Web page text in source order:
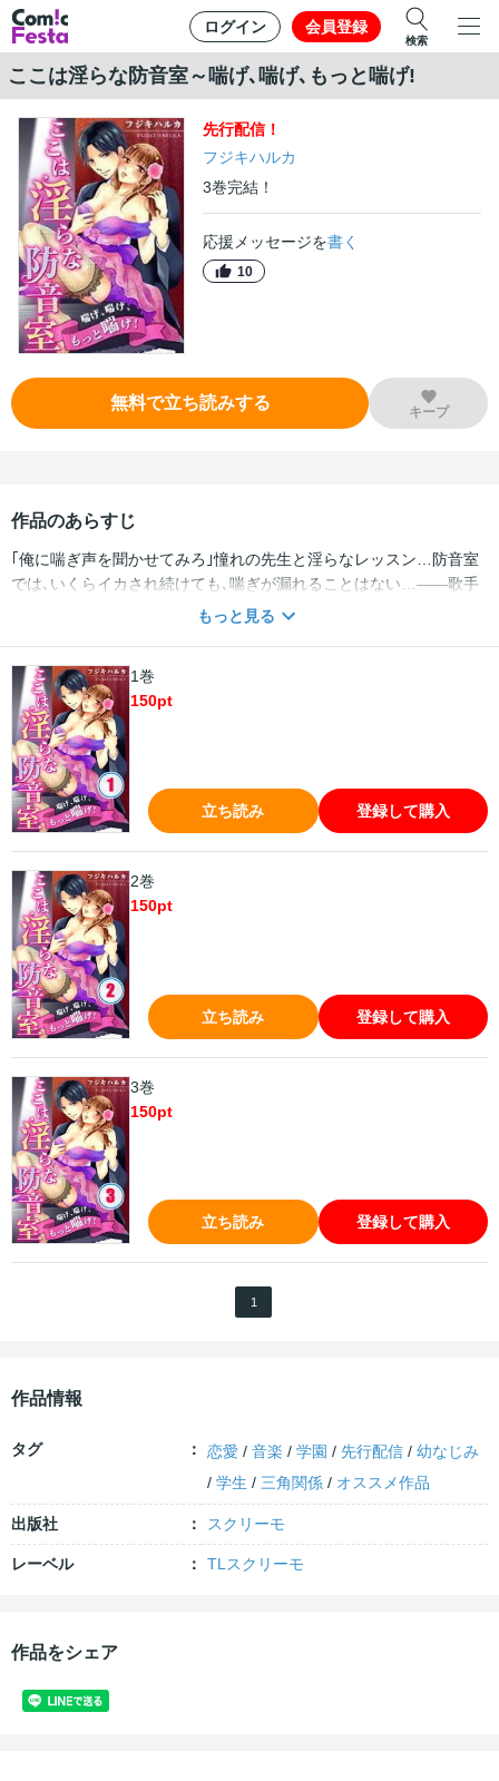
ログイン 会員登録
検索
ここは淫らな防音室～喘げ､喘げ､もっと喘げ!
先行配信！
フジキハルカ
3巻完結！
応援メッセージを書く
10
無料で立ち読みする キープ
作品のあらすじ
｢俺に喘ぎ声を聞かせてみろ｣憧れの先生と淫らなレッスン…防音室
では､いくらイカされ続けても､喘ぎが漏れることはない…――歌手
を目指して音大に通う文菜は練習の毎日｡そんなある時､憧れの指揮
ると突然､後ろから抱き寄せられて…｡｢君の歌は色気がない｣と､性感
帯を隈なく愛撫され､溢れる喘ぎを我慢できない…｡これ以上聞かれ
たくないのに…私の淫らな声を露わにしないで…
もっと見る
1巻
150pt
立ち読み 登録して購入
2巻
150pt
立ち読み 登録して購入
3巻
150pt
立ち読み 登録して購入
1
作品情報
タグ 恋愛 /音楽 /学園 /先行配信 /幼なじみ
/学生 / 三角関係 / オススメ作品
出版社 スクリーモ
レーベル TLスクリーモ
作品をシェア